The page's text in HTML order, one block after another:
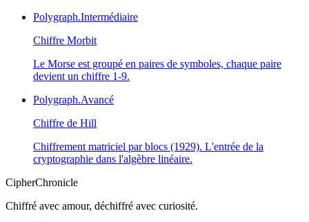
Polygraph.Intermédiaire
Chiffre Morbit
Le Morse est groupé en paires de symboles, chaque paire
devient un chiffre 1-9.
Polygraph.Avancé
Chiffre de Hill
Chiffrement matriciel par blocs (1929). L'entrée de la
cryptographie dans l'algèbre linéaire.
CipherChronicle
Chiffré avec amour, déchiffré avec curiosité.